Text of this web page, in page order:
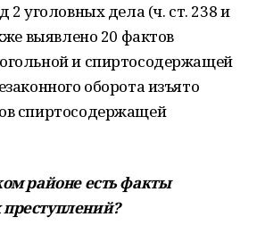
2 уголов­ных дела (ч. ст. 238 и
вы­явлено 20 фактов
и спиртосодержащей
оборота изъято
спиртосодержащей
районе есть фак­ты